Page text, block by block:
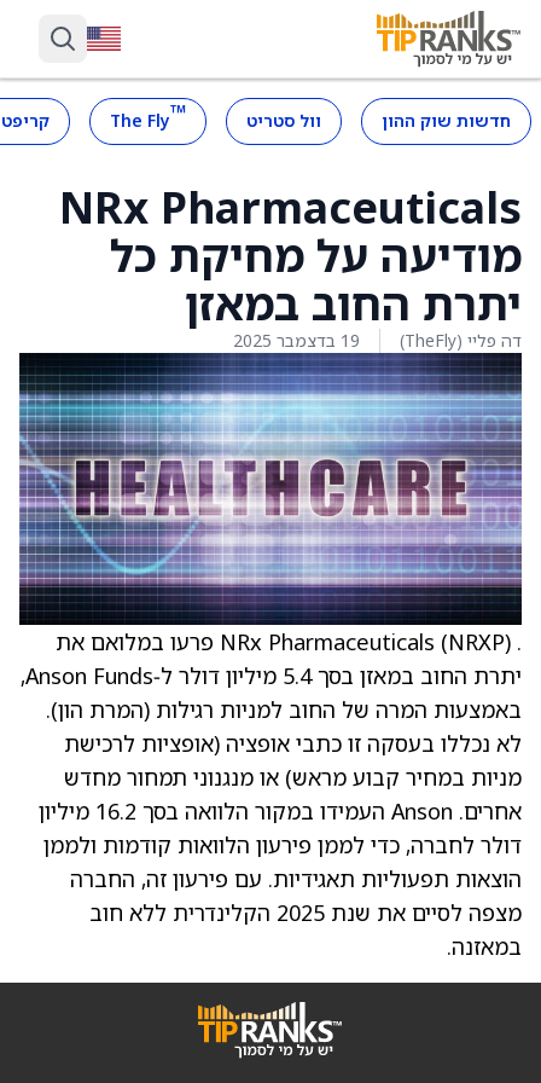
חדשות שוק ההון וול סטריט ™
The Fly
NRx Pharmaceuticals
מודיעה על מחיקת כל
יתרת החוב במאזן
דה פליי (TheFly) 19 בדצמבר 2025
. NRx Pharmaceuticals (NRXP) פרעו במלואם את
יתרת החוב במאזן בסך 5.4 מיליון דולר ל‑Anson Funds,
באמצעות המרה של החוב למניות רגילות (המרת הון).
לא נכללו בעסקה זו כתבי אופציה (אופציות לרכישת
מניות במחיר קבוע מראש) או מנגנוני תמחור מחדש
אחרים. Anson העמידו במקור הלוואה בסך 16.2 מיליון
דולר לחברה, כדי לממן פירעון הלוואות קודמות ולממן
הוצאות תפעוליות תאגידיות. עם פירעון זה, החברה
מצפה לסיים את שנת 2025 הקלינדרית ללא חוב
במאזנה.